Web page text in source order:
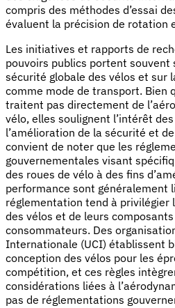
compris des méthodes d’essai
évaluent la précision de rotation
Les initiatives et rapports de
pouvoirs publics portent souvent
sécurité globale des vélos et sur
comme mode de transport. Bien
traitent pas directement de
vélo, elles soulignent l’intérêt
l’amélioration de la sécurité et
convient de noter que les
gouvernementales visant
des roues de vélo à des fins
performance sont généralement
réglementation tend à
des vélos et de leurs composants
consommateurs. Des
Internationale (UCI) établissent
conception des vélos pour les
compétition, et ces règles
considérations liées à
pas de réglementations